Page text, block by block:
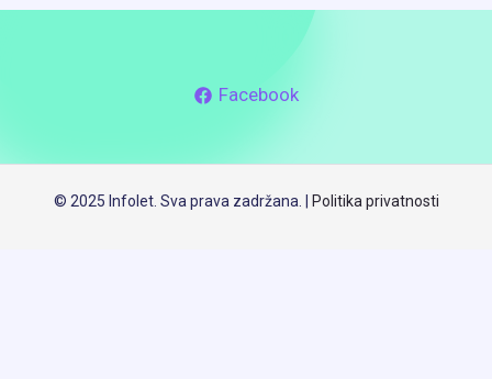
Facebook
© 2025 Infolet. Sva prava zadržana. | Politika privatnosti